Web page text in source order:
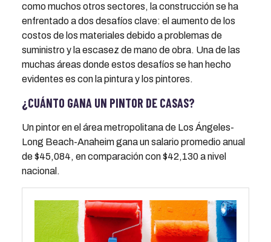
como muchos otros sectores, la construcción se ha
enfrentado a dos desafíos clave: el aumento de los
costos de los materiales debido a problemas de
suministro y la escasez de mano de obra. Una de las
muchas áreas donde estos desafíos se han hecho
evidentes es con la pintura y los pintores.
¿CUÁNTO GANA UN PINTOR DE CASAS?
Un pintor en el área metropolitana de Los Ángeles-
Long Beach-Anaheim gana un salario promedio anual
de $45,084, en comparación con $42,130 a nivel
nacional.